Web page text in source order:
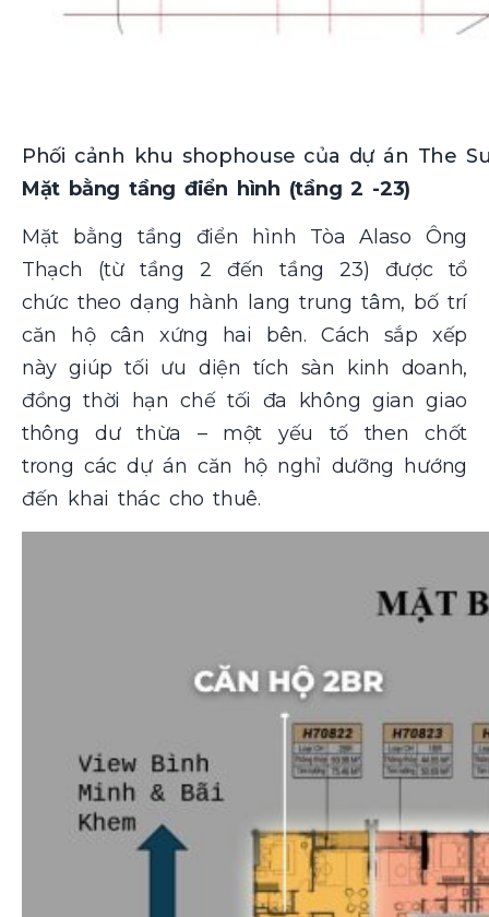
Phối cảnh khu shophouse của dự án The
Mặt bằng tầng điển hình (tầng 2 -23)
Mặt bằng tầng điển hình Tòa Alaso Ông
Thạch (từ tầng 2 đến tầng 23) được tổ
chức theo dạng hành lang trung tâm, bố trí
căn hộ cân xứng hai bên. Cách sắp xếp
này giúp tối ưu diện tích sàn kinh doanh,
đồng thời hạn chế tối đa không gian giao
thông dư thừa – một yếu tố then chốt
trong các dự án căn hộ nghỉ dưỡng hướng
đến khai thác cho thuê.